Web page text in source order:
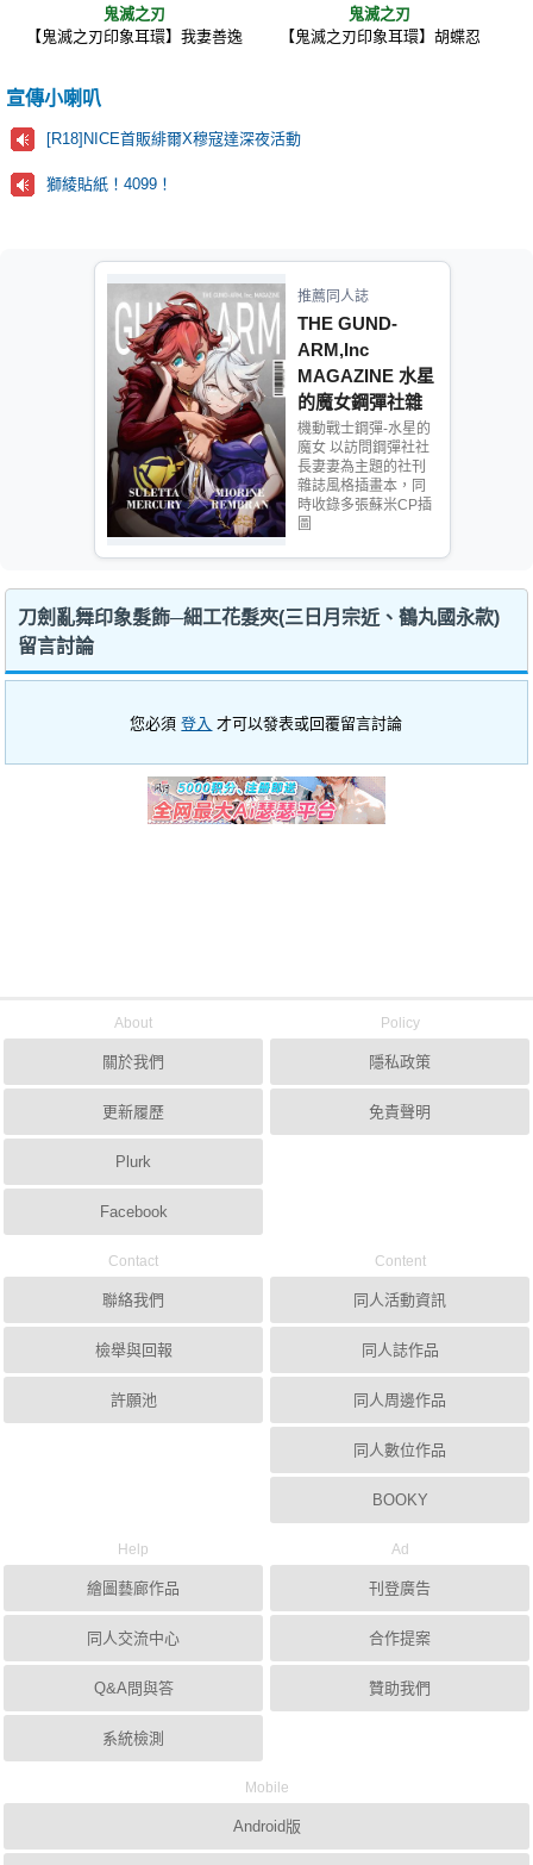
鬼滅之刃
【鬼滅之刃印象耳環】我妻善逸
鬼滅之刃
【鬼滅之刃印象耳環】胡蝶忍
宣傳小喇叭
[R18]NICE首販緋爾X穆寇達深夜活動
獅綾貼紙！4099！
推薦同人誌
THE GUND-
ARM,Inc
MAGAZINE 水星
的魔女鋼彈社雜
誌插畫集
機動戰士鋼彈-水星的
魔女 以訪問鋼彈社社
長妻妻為主題的社刊
雜誌風格插畫本，同
時收錄多張蘇米CP插
圖
刀劍亂舞印象髮飾─細工花髮夾(三日月宗近、鶴丸國永款)
留言討論
您必須登入 才可以發表或回覆留言討論
About
關於我們
更新履歷
Plurk
Facebook
Policy
隱私政策
免責聲明
Contact
聯絡我們
檢舉與回報
許願池
Content
同人活動資訊
同人誌作品
同人周邊作品
同人數位作品
BOOKY
Help
繪圖藝廊作品
同人交流中心
Q&A問與答
系統檢測
Ad
刊登廣告
合作提案
贊助我們
Mobile
Android版